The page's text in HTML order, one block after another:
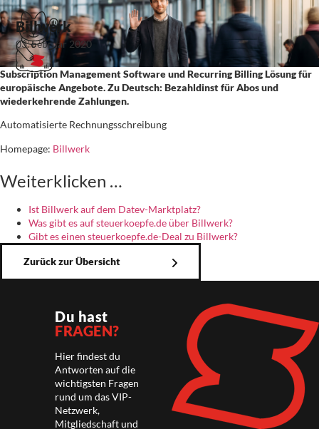
Billwerk
03. Februar 2020
Subscription Management Software und Recurring Billing Lösung für
europäische Angebote. Zu Deutsch: Bezahldinst für Abos und
wiederkehrende Zahlungen.
Automatisierte Rechnungsschreibung
Homepage: Billwerk
Weiterklicken …
Ist Billwerk auf dem Datev-Marktplatz?
Was gibt es auf steuerkoepfe.de über Billwerk?
Gibt es einen steuerkoepfe.de-Deal zu Billwerk?
Zurück zur Übersicht
Du hast
FRAGEN?
Hier findest du
Antworten auf die
wichtigsten Fragen
rund um das VIP-
Netzwerk,
Mitgliedschaft und